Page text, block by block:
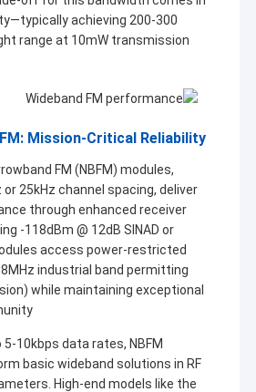
achieving 200-300
range at 10mW transmission
Mission-Critical Reliability
FM (NBFM) modules,
25kHz channel spacing, deliver
through enhanced receiver
-118dBm @ 12dB SINAD or
access power-restricted
industrial band permitting
while maintaining exceptional
10kbps data rates, NBFM
basic wideband solutions in RF
High-end models like the